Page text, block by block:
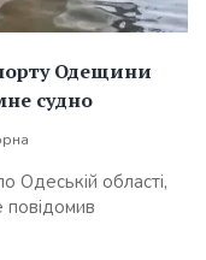
Одещини
судно
Одеській області,
повідомив